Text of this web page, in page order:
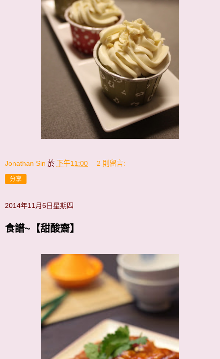
Jonathan Sin 於 下午11:00 2 則留言:
分享
2014年11月6日星期四
食譜~【甜酸齋】